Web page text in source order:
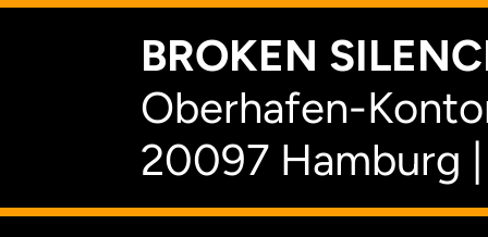
BROKEN
Oberhafen-
20097 Hamburg